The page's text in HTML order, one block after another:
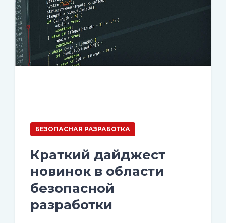
БЕЗОПАСНАЯ РАЗРАБОТКА
Краткий дайджест
новинок в области
безопасной
разработки